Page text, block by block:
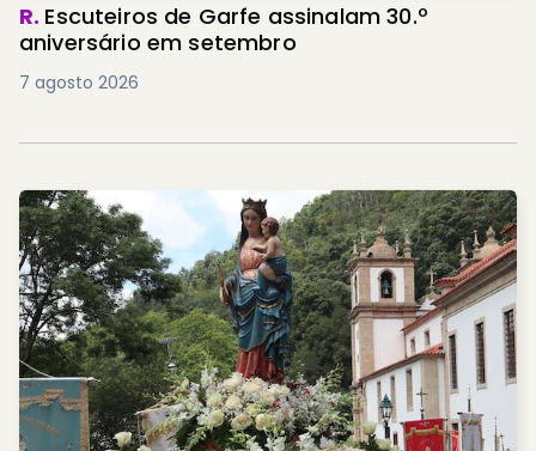
R. Escuteiros de Garfe assinalam 30.º
aniversário em setembro
7 agosto 2026